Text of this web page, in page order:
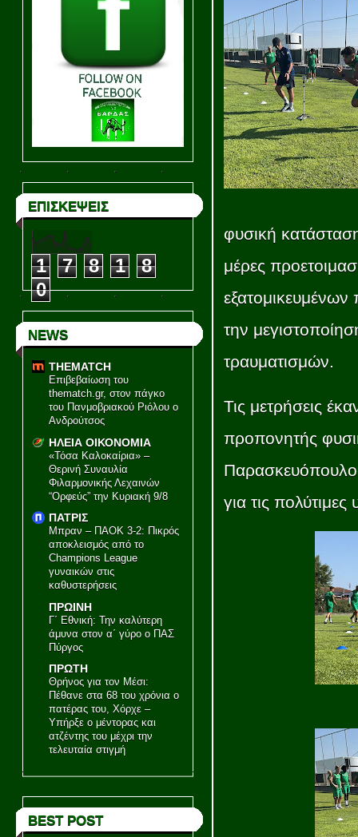
ΕΠΙΣΚΕΨΕΙΣ
1 7 8 1
8
0
NEWS
THEMATCH
Επιβεβαίωση του
thematch.gr, στον πάγκο
του Πανμοβριακού Ριόλου ο
Ανδρούτσος
ΗΛΕΙΑ ΟΙΚΟΝΟΜΙΑ
«Τόσα Καλοκαίρια» –
Θερινή Συναυλία
Φιλαρμονικής Λεχαινών
“Ορφεύς” την Κυριακή 9/8
ΠΑΤΡΙΣ
Μπραν – ΠΑΟΚ 3-2: Πικρός
αποκλεισμός από το
Champions League
γυναικών στις
καθυστερήσεις
ΠΡΩΙΝΗ
Γ΄ Εθνική: Την καλύτερη
άμυνα στον α΄ γύρο ο ΠΑΣ
Πύργος
ΠΡΩΤΗ
Θρήνος για τον Μέσι:
Πέθανε στα 68 του χρόνια ο
πατέρας του, Χόρχε –
Υπήρξε ο μέντορας και
ατζέντης του μέχρι την
τελευταία στιγμή
BEST POST
φυσική
μέρες
την
τραυματισμών.
Τις μετρήσεις
προπονητής
για τις